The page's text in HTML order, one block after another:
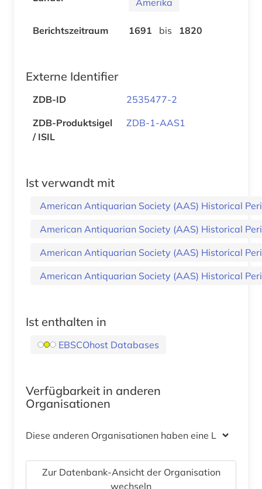
Berichtszeitraum 1691 bis 1820
Externe Identifier
ZDB-ID
2535477-2
ZDB-Produktsigel
/ ISIL
ZDB-1-AAS1
Ist verwandt mit
American Antiquarian Society (AAS) Historical
American Antiquarian Society (AAS) Historical
American Antiquarian Society (AAS) Historical
American Antiquarian Society (AAS) Historical
Ist enthalten in
EBSCOhost Databases
Verfügbarkeit in anderen
Organisationen
Diese anderen Organisationen haben eine Lizenz
Zur Datenbank-Ansicht der Organisation
wechseln